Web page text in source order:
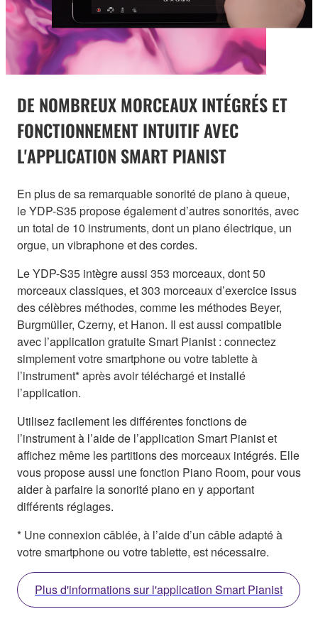
DE NOMBREUX MORCEAUX INTÉGRÉS ET
FONCTIONNEMENT INTUITIF AVEC
L'APPLICATION SMART PIANIST
En plus de sa remarquable sonorité de piano à queue,
le YDP-S35 propose également d’autres sonorités, avec
un total de 10 instruments, dont un piano électrique, un
orgue, un vibraphone et des cordes.
Le YDP-S35 intègre aussi 353 morceaux, dont 50
morceaux classiques, et 303 morceaux d’exercice issus
des célèbres méthodes, comme les méthodes Beyer,
Burgmüller, Czerny, et Hanon. Il est aussi compatible
avec l’application gratuite Smart Pianist : connectez
simplement votre smartphone ou votre tablette à
l’instrument* après avoir téléchargé et installé
l’application.
Utilisez facilement les différentes fonctions de
l’instrument à l’aide de l’application Smart Pianist et
affichez même les partitions des morceaux intégrés. Elle
vous propose aussi une fonction Piano Room, pour vous
aider à parfaire la sonorité piano en y apportant
différents réglages.
* Une connexion câblée, à l’aide d’un câble adapté à
votre smartphone ou votre tablette, est nécessaire.
Plus d'informations sur l'application Smart Pianist